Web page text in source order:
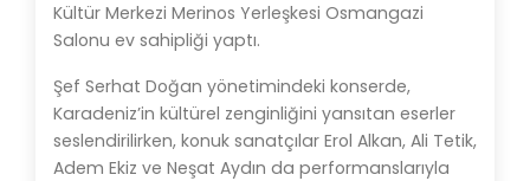
Kültür Merkezi Merinos Yerleşkesi Osmangazi
Salonu ev sahipliği yaptı.
Şef Serhat Doğan yönetimindeki konserde,
Karadeniz’in kültürel zenginliğini yansıtan eserler
seslendirilirken, konuk sanatçılar Erol Alkan, Ali Tetik,
Adem Ekiz ve Neşat Aydın da performanslarıyla